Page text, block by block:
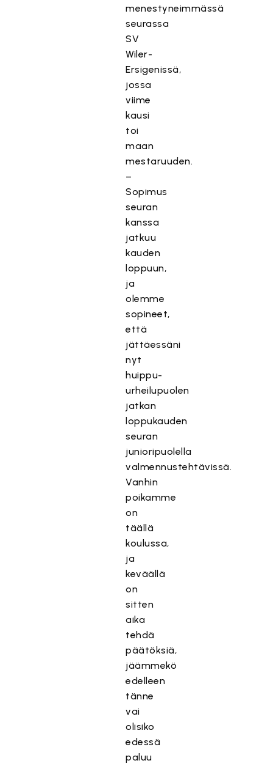
menestyneimmässä
seurassa
SV
Wiler-
Ersigenissä,
jossa
viime
kausi
toi
maan
mestaruuden.
–
Sopimus
seuran
kanssa
jatkuu
kauden
loppuun,
ja
olemme
sopineet,
että
jättäessäni
nyt
huippu-
urheilupuolen
jatkan
loppukauden
seuran
junioripuolella
valmennustehtävissä.
Vanhin
poikamme
on
täällä
koulussa,
ja
keväällä
on
sitten
aika
tehdä
päätöksiä,
jäämmekö
edelleen
tänne
vai
olisiko
edessä
paluu